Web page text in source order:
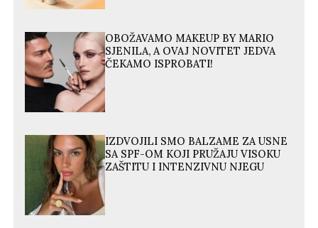
OBOŽAVAMO MAKEUP BY MARIO
SJENILA, A OVAJ NOVITET JEDVA
ČEKAMO ISPROBATI!
IZDVOJILI SMO BALZAME ZA USNE
SA SPF-OM KOJI PRUŽAJU VISOKU
ZAŠTITU I INTENZIVNU NJEGU